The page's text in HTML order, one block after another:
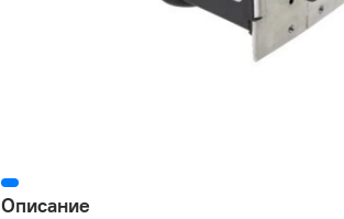
Описание